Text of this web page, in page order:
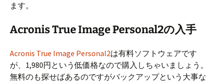
ます。
Acronis True Image Personal2の入手
Acronis True Image Personal2は有料ソフトウェアです
が、1,980円という低価格なので購入しちゃいましょう。
無料のも探せばあるのですがバックアップという大事な